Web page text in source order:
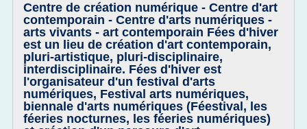
Centre de création numérique - Centre d'art
contemporain - Centre d'arts numériques -
arts vivants - art contemporain Fées d'hiver
est un lieu de création d'art contemporain,
pluri-artistique, pluri-disciplinaire,
interdisciplinaire. Fées d'hiver est
l'organisateur d'un festival d'arts
numériques, Festival arts numériques,
biennale d'arts numériques (Féestival, les
féeries nocturnes, les féeries numériques)